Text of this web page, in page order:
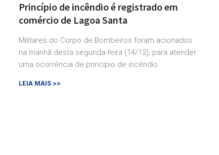
Princípio de incêndio é registrado em
comércio de Lagoa Santa
Militares do Corpo de Bombeiros foram acionados
na manhã desta segunda-feira (14/12), para atender
uma ocorrência de princípio de incêndio
LEIA MAIS >>